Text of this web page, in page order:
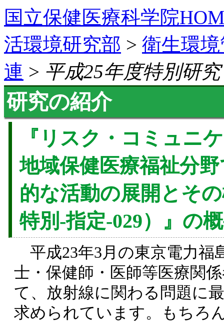
国立保健医療科学院
活環境研究部 > 衛生環
連 > 平成25年度特別研究
研究の紹介
『リスク・コミュニ
地域保健医療福祉分
的な活動の展開とそ
特別-指定-029）』の
平成23年3月の東京電力福
士・保健師・医師等医療関
て、放射線に関わる問題に
求められています。もちろ